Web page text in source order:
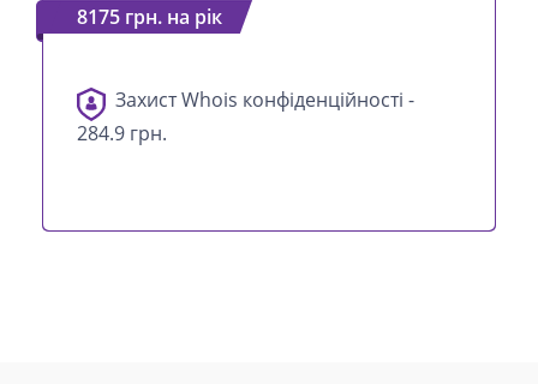
8175 грн. на рік
Захист Whois конфіденційності -
284.9 грн.